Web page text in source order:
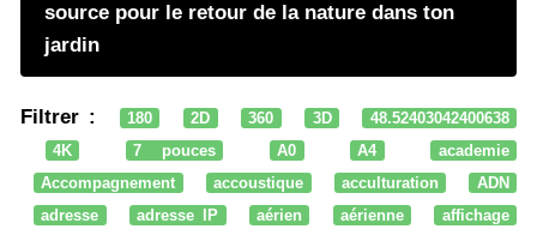
source pour le retour de la nature dans ton
jardin
Filtrer : 180 2D 360 3D
48.52403042400638
4K
7 pouces A0 A4
academie
Accompagnement
accoustique acculturation
ADN
adresse
adresse IP aérien aérienne
affichage